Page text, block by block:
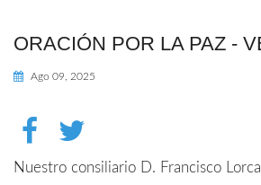
ORACIÓN POR LA PAZ -
Ago 09, 2025
Nuestro consiliario D. Francisco